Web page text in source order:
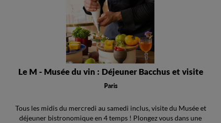
Le M - Musée du vin : Déjeuner Bacchus et visite
Paris
Tous les midis du mercredi au samedi inclus, visite du Musée et
déjeuner bistronomique en 4 temps ! Plongez vous dans une